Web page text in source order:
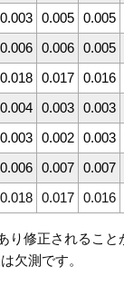
0.003 0.005 0.005
0.006 0.006 0.005
0.018 0.017 0.016
0.004 0.003 0.003
0.003 0.002 0.003
0.006 0.007 0.007
0.018 0.017 0.016
り修正されること
欠測です。